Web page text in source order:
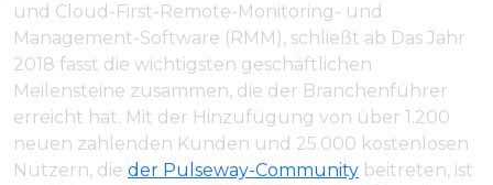
und Cloud-First-Remote-Monitoring- und
Management-Software (RMM), schließt ab Das Jahr
2018 fasst die wichtigsten geschäftlichen
Meilensteine zusammen, die der Branchenführer
erreicht hat. Mit der Hinzufügung von über 1.200
neuen zahlenden Kunden und 25.000 kostenlosen
Nutzern, die der Pulseway-Community beitreten, ist